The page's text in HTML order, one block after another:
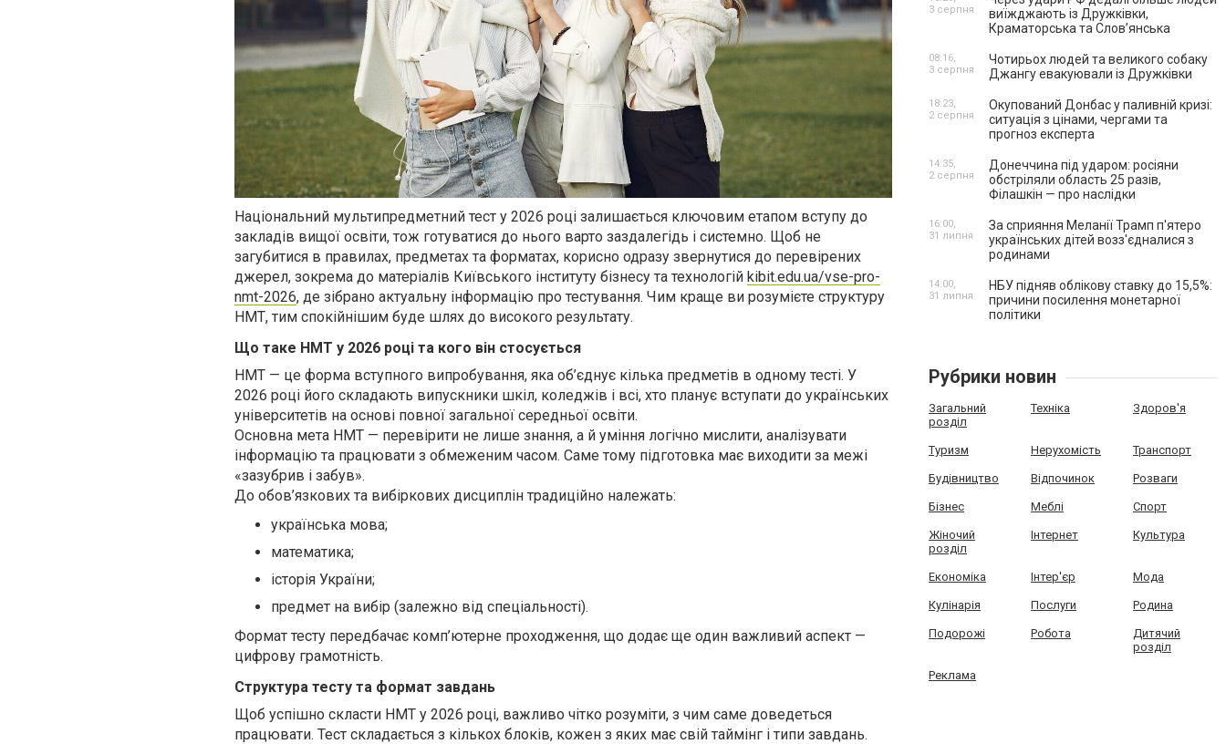
Національний мультипредметний тест у 2026 році залишається ключовим етапом вступу до
закладів вищої освіти, тож готуватися до нього варто заздалегідь і системно. Щоб не
загубитися в правилах, предметах та форматах, корисно одразу звернутися до перевірених
джерел, зокрема до матеріалів Київського інституту бізнесу та технологій kibit.edu.ua/vse-pro-
nmt-2026, де зібрано актуальну інформацію про тестування. Чим краще ви розумієте структуру
НМТ, тим спокійнішим буде шлях до високого результату.
Що таке НМТ у 2026 році та кого він стосується
НМТ — це форма вступного випробування, яка об’єднує кілька предметів в одному тесті. У
2026 році його складають випускники шкіл, коледжів і всі, хто планує вступати до українських
університетів на основі повної загальної середньої освіти.
Основна мета НМТ — перевірити не лише знання, а й уміння логічно мислити, аналізувати
інформацію та працювати з обмеженим часом. Саме тому підготовка має виходити за межі
«зазубрив і забув».
До обов’язкових та вибіркових дисциплін традиційно належать:
українська мова;
математика;
історія України;
предмет на вибір (залежно від спеціальності).
Формат тесту передбачає комп’ютерне проходження, що додає ще один важливий аспект —
цифрову грамотність.
Структура тесту та формат завдань
Щоб успішно скласти НМТ у 2026 році, важливо чітко розуміти, з чим саме доведеться
працювати. Тест складається з кількох блоків, кожен з яких має свій таймінг і типи завдань.
виїжджають із Дружківки,
Краматорська та Слов’янська
3 серпня
Чотирьох людей та великого собаку
Джангу евакуювали із Дружківки
08:16,
3 серпня
Окупований Донбас у паливній кризі:
ситуація з цінами, чергами та
прогноз експерта
18:23,
2 серпня
Донеччина під ударом: росіяни
обстріляли область 25 разів,
Філашкін — про наслідки
14:35,
2 серпня
За сприяння Меланії Трамп п'ятеро
українських дітей возз'єдналися з
родинами
16:00,
31 липня
НБУ підняв облікову ставку до 15,5%:
причини посилення монетарної
політики
14:00,
31 липня
Рубрики новин
Загальний
розділ
Техніка Здоров'я
Туризм Нерухомість Транспорт
Будівництво Відпочинок Розваги
Бізнес Меблі Спорт
Жіночий
розділ
Інтернет Культура
Економіка Інтер'єр Мода
Кулінарія Послуги Родина
Подорожі Робота
Дитячий
розділ
Реклама